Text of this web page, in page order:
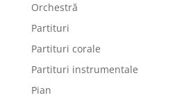
Orchestră
Partituri
Partituri corale
Partituri instrumentale
Pian